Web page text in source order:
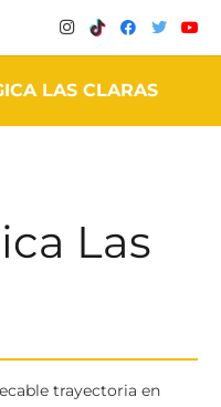
LAS CLARAS
Las
trayectoria en